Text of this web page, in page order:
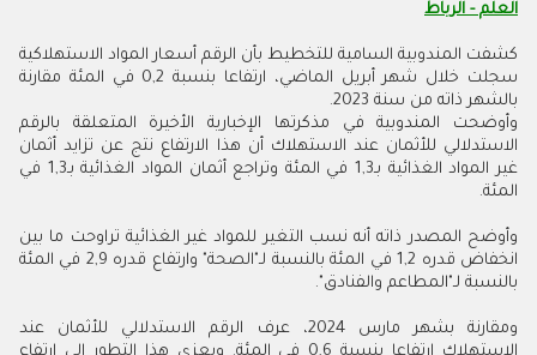
العلم - الرباط
كشفت المندوبية السامية للتخطيط بأن الرقم أسعار المواد الاستهلاكية
سجلت خلال شهر أبريل الماضي، ارتفاعا بنسبة 0,2 في المئة مقارنة
بالشهر ذاته من سنة 2023
.
وأوضحت المندوبية في مذكرتها الإخبارية الأخيرة المتعلقة بالرقم
الاستدلالي للأثمان عند الاستهلاك أن هذا الارتفاع نتج عن تزايد أثمان
غير المواد الغذائية بـ1,3 في المئة وتراجع أثمان المواد الغذائية بـ1,3 في
المئة.
وأوضح المصدر ذاته أنه نسب التغير للمواد غير الغذائية تراوحت ما بين
انخفاض قدره 1,2 في المئة بالنسبة لـ"الصحة" وارتفاع قدره 2,9 في المئة
بالنسبة لـ"المطاعم والفنادق".
ومقارنة بشهر مارس 2024، عرف الرقم الاستدلالي للأثمان عند